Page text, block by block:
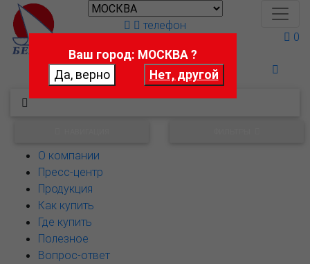
Поможем выбрать
телефон
0
О компании
Пресс-центр
Продукция
Как купить
Где купить
Полезное
Вопрос-ответ
Ваш город: МОСКВА ?